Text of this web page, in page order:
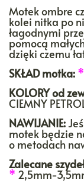
Motek ombre
kolei nitka po
łagodnymi
pomocą
dzięki czemu
SKŁAD motka: *
KOLORYod
CIEMNY
NAWIJANIE:
motek będzie
o metodach
Zalecane
* 2,5mm-